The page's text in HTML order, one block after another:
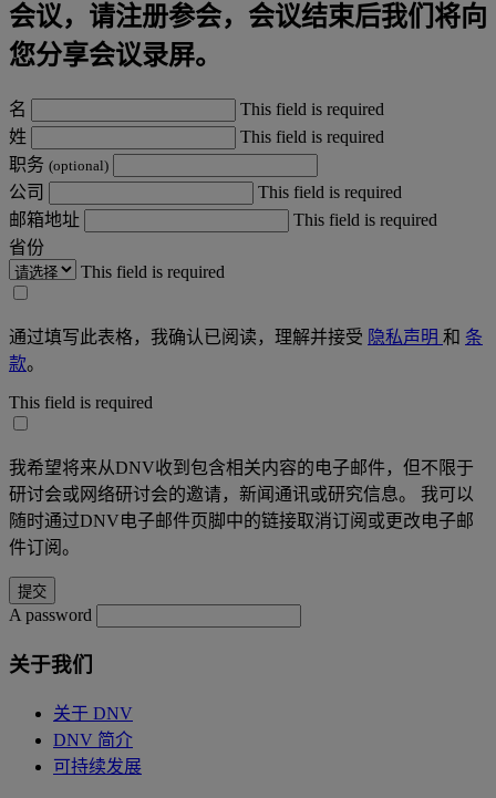
会议，请注册参会，会议结束后我们将向
您分享会议录屏。
名
This field is required
姓
This field is required
职务 (optional)
公司
This field is required
邮箱地址
This field is required
省份
This field is required
通过填写此表格，我确认已阅读，理解并接受 隐私声明 和 条
款。
This field is required
我希望将来从DNV收到包含相关内容的电子邮件，但不限于
研讨会或网络研讨会的邀请，新闻通讯或研究信息。 我可以
随时通过DNV电子邮件页脚中的链接取消订阅或更改电子邮
件订阅。
A password
关于我们
关于 DNV
DNV 简介
可持续发展